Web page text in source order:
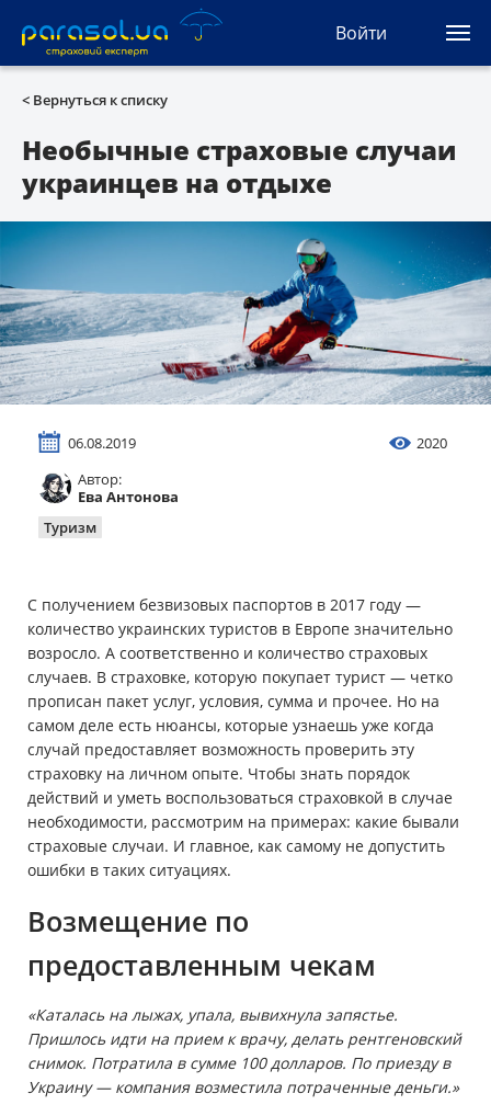
Войти
(093) 170-33-90
Ua En
Все сервисы
Автогражданка
Зеленая карта
Туристическая
Автозащита
Автоюрист
Имущество
Новости
Партнерская программа
Реферальная программа
< Вернуться к списку
Необычные страховые случаи
украинцев на отдыхе
Автор:
Ева Антонова
06.08.2019 2020
Туризм
С получением безвизовых паспортов в 2017 году —
количество украинских туристов в Европе значительно
возросло. А соответственно и количество страховых
случаев. В страховке, которую покупает турист — четко
прописан пакет услуг, условия, сумма и прочее. Но на
самом деле есть нюансы, которые узнаешь уже когда
случай предоставляет возможность проверить эту
страховку на личном опыте. Чтобы знать порядок
действий и уметь воспользоваться страховкой в случае
необходимости, рассмотрим на примерах: какие бывали
страховые случаи. И главное, как самому не допустить
ошибки в таких ситуациях.
Возмещение по
предоставленным чекам
«Каталась на лыжах, упала, вывихнула запястье.
Пришлось идти на прием к врачу, делать рентгеновский
снимок. Потратила в сумме 100 долларов. По приезду в
Украину — компания возместила потраченные деньги.»